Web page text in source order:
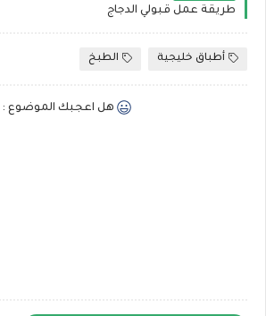
طريقة عمل قبولي الدجاج
أطباق خليجية الطبخ
هل اعجبك الموضوع :